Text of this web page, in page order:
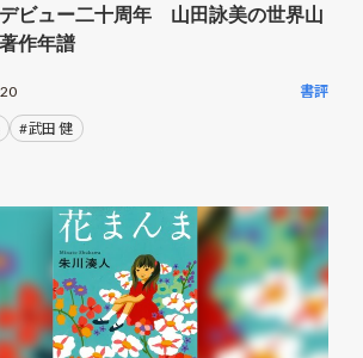
デビュー二十周年 山田詠美の世界山
作年譜
書評
#武田 健